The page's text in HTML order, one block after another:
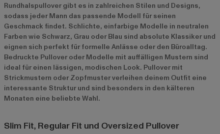
Rundhalspullover gibt es in zahlreichen Stilen und Designs,
sodass jeder Mann das passende Modell für seinen
Geschmack findet. Schlichte, einfarbige Modelle in neutralen
Farben wie Schwarz, Grau oder Blau sind absolute Klassiker und
eignen sich perfekt für formelle Anlässe oder den Büroalltag.
Bedruckte Pullover oder Modelle mit auffälligen Mustern sind
ideal für einen lässigen, modischen Look. Pullover mit
Strickmustern oder Zopfmuster verleihen deinem Outfit eine
interessante Struktur und sind besonders in den kälteren
Monaten eine beliebte Wahl.
Slim Fit, Regular Fit und Oversized Pullover